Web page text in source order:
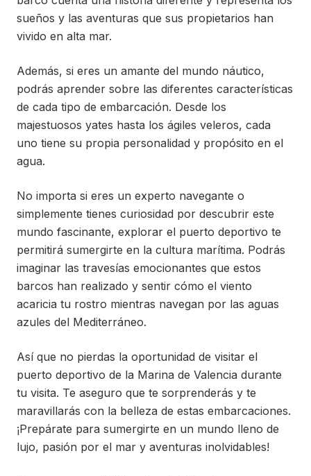
sueños y las aventuras que sus propietarios han
vivido en alta mar.
Además, si eres un amante del mundo náutico,
podrás aprender sobre las diferentes características
de cada tipo de embarcación. Desde los
majestuosos yates hasta los ágiles veleros, cada
uno tiene su propia personalidad y propósito en el
agua.
No importa si eres un experto navegante o
simplemente tienes curiosidad por descubrir este
mundo fascinante, explorar el puerto deportivo te
permitirá sumergirte en la cultura marítima. Podrás
imaginar las travesías emocionantes que estos
barcos han realizado y sentir cómo el viento
acaricia tu rostro mientras navegan por las aguas
azules del Mediterráneo.
Así que no pierdas la oportunidad de visitar el
puerto deportivo de la Marina de Valencia durante
tu visita. Te aseguro que te sorprenderás y te
maravillarás con la belleza de estas embarcaciones.
¡Prepárate para sumergirte en un mundo lleno de
lujo, pasión por el mar y aventuras inolvidables!